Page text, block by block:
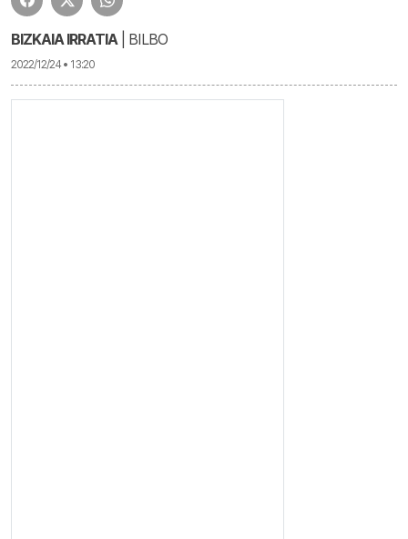
BIZKAIA IRRATIA| BILBO
2022/12/24 • 13:20